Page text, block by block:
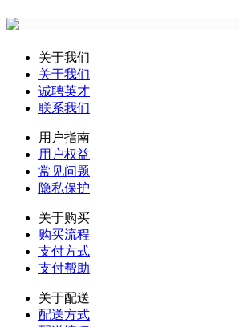
关于我们
关于我们
诚聘英才
联系我们
用户指南
用户权益
常见问题
隐私保护
关于购买
购买流程
支付方式
支付帮助
关于配送
配送方式